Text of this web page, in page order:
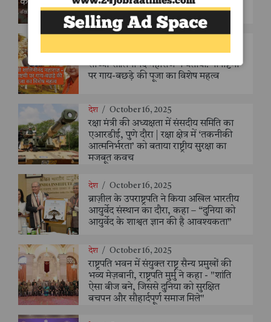
संजय सक्सैना
धर्म / October 29, 2025
साध्वी शालिनीनंद महाराज ने बताया: गोपाष्टमी
पर गाय-बछड़े की पूजा का विशेष महत्व
देश / October 16, 2025
रक्षा मंत्री की अध्यक्षता में संसदीय समिति का
एआरडीई, पुणे दौरा | रक्षा क्षेत्र में ‘तकनीकी
आत्मनिर्भरता’ को बताया राष्ट्रीय सुरक्षा का
मजबूत कवच
देश / October 16, 2025
ब्राज़ील के उपराष्ट्रपति ने किया अखिल भारतीय
आयुर्वेद संस्थान का दौरा, कहा – “दुनिया को
आयुर्वेद के शाश्वत ज्ञान की है आवश्यकता”
देश / October 16, 2025
राष्ट्रपति भवन में संयुक्त राष्ट्र सैन्य प्रमुखों की
भव्य मेज़बानी, राष्ट्रपति मुर्मु ने कहा - "शांति
ऐसा बीज बने, जिससे दुनिया को सुरक्षित
बचपन और सौहार्दपूर्ण समाज मिले"